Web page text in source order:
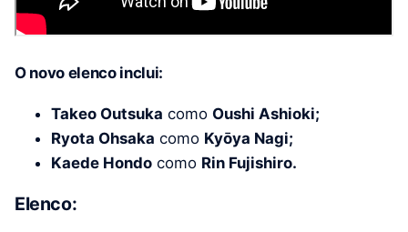
O novo elenco inclui:
Takeo Outsuka como Oushi Ashioki;
Ryota Ohsaka como Kyōya Nagi;
Kaede Hondo como Rin Fujishiro.
Elenco: